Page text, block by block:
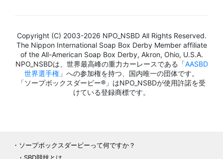
Copyright (C) 2003-2026 NPO_NSBD All Rights Reserved.
The Nippon International Soap Box Derby Member affiliate
of the All-American Soap Box Derby, Akron, Ohio, U.S.A.
NPO_NSBDは、世界最高峰の重力カーレースである「AASBD
世界選手権 」への参加権を持つ、国内唯一の団体です。
「ソープボックスダービー®」はNPO_NSBDが使用許諾を受
けている登録商標です。
ソープボックスダービーって何ですか？